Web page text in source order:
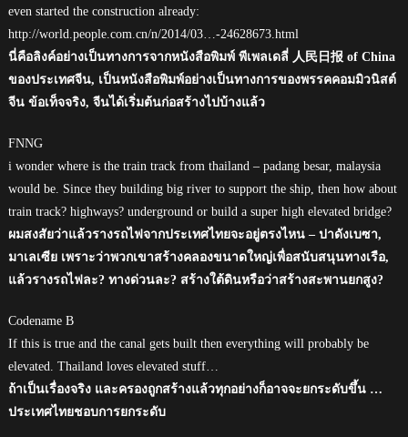
even started the construction already:
http://world.people.com.cn/n/2014/03…-24628673.html
นี่คือลิงค์อย่างเป็นทางการจากหนังสือพิมพ์ พีเพลเดลี่ 人民日报 of China
ของประเทศจีน, เป็นหนังสือพิมพ์อย่างเป็นทางการของพรรคคอมมิวนิสต์
จีน ข้อเท็จจริง, จีนได้เริ่มต้นก่อสร้างไปบ้างแล้ว
FNNG
i wonder where is the train track from thailand – padang besar, malaysia
would be. Since they building big river to support the ship, then how about
train track? highways? underground or build a super high elevated bridge?
ผมสงสัยว่าแล้วรางรถไฟจากประเทศไทยจะอยู่ตรงไหน – ปาดังเบซา,
มาเลเซีย เพราะว่าพวกเขาสร้างคลองขนาดใหญ่เพื่อสนับสนุนทางเรือ,
แล้วรางรถไฟละ? ทางด่วนละ? สร้างใต้ดินหรือว่าสร้างสะพานยกสูง?
Codename B
If this is true and the canal gets built then everything will probably be
elevated. Thailand loves elevated stuff…
ถ้าเป็นเรื่องจริง และครองถูกสร้างแล้วทุกอย่างก็อาจจะยกระดับขึ้น …
ประเทศไทยชอบการยกระดับ